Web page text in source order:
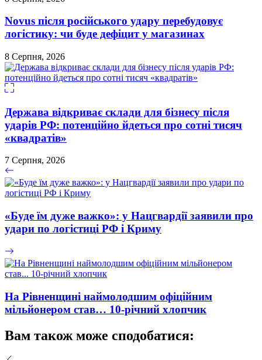
Novus після російського удару перебудовує
логістику: чи буде дефіцит у магазинах
8 Серпня, 2026
Держава відкриває склади для бізнесу після
ударів РФ: потенційно йдеться про сотні тисяч
«квадратів»
7 Серпня, 2026
«Буде їм дуже важко»: у Нацгвардії заявили про
удари по логістиці РФ і Криму
На Рівненщині наймолодшим офіційним
мільйонером став… 10-річний хлопчик
Вам також може сподобатися: